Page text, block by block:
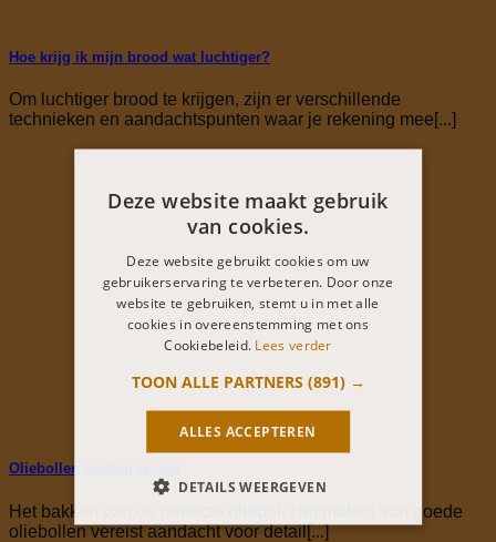
Hoe krijg ik mijn brood wat luchtiger?
Om luchtiger brood te krijgen, zijn er verschillende
technieken en aandachtspunten waar je rekening mee[...]
Oliebollen bakken recept
Het bakken van de perfecte oliebol. Het maken van goede
oliebollen vereist aandacht voor detail[...]
Deze website maakt gebruik
van cookies.
Deze website gebruikt cookies om uw
gebruikerservaring te verbeteren. Door onze
website te gebruiken, stemt u in met alle
cookies in overeenstemming met ons
Cookiebeleid. Lees verder
TOON ALLE PARTNERS (891) →
ALLES ACCEPTEREN
DETAILS WEERGEVEN